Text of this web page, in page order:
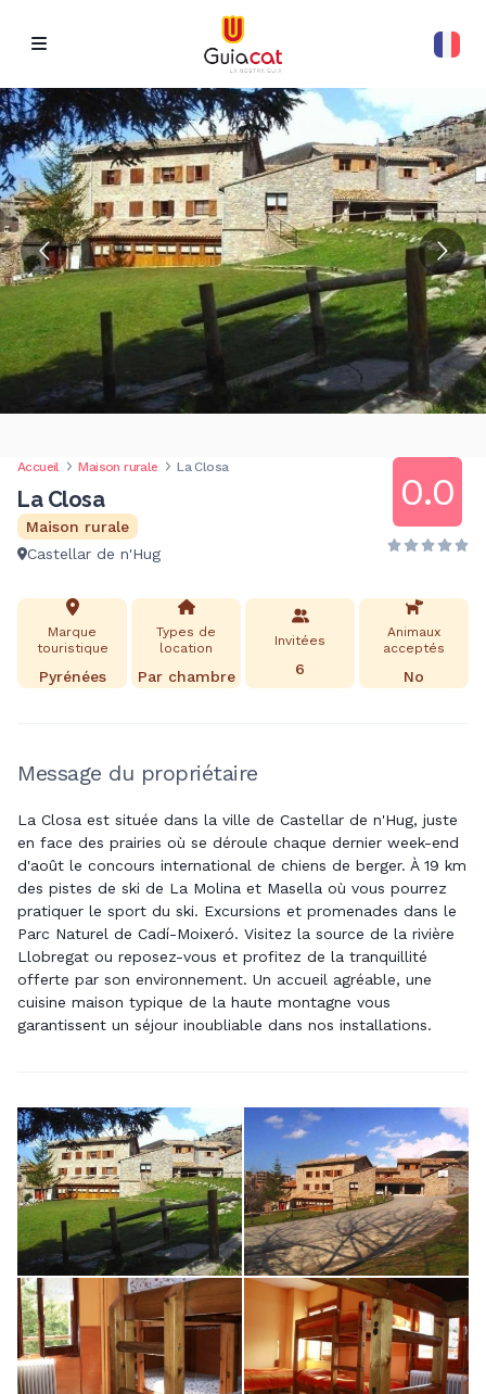
Accueil Maison rurale La Closa
La Closa
Maison rurale
Castellar de n'Hug
0.0
Marque
touristique
Pyrénées
Types de
location
Par chambre
Invitées
6
Animaux
acceptés
No
Message du propriétaire
La Closa est située dans la ville de Castellar de n'Hug, juste
en face des prairies où se déroule chaque dernier week-end
d'août le concours international de chiens de berger. À 19 km
des pistes de ski de La Molina et Masella où vous pourrez
pratiquer le sport du ski. Excursions et promenades dans le
Parc Naturel de Cadí-Moixeró. Visitez la source de la rivière
Llobregat ou reposez-vous et profitez de la tranquillité
offerte par son environnement. Un accueil agréable, une
cuisine maison typique de la haute montagne vous
garantissent un séjour inoubliable dans nos installations.